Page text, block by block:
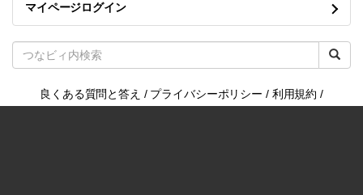
マイページログイン
良くある質問と答え / プライバシーポリシー / 利用規約 /